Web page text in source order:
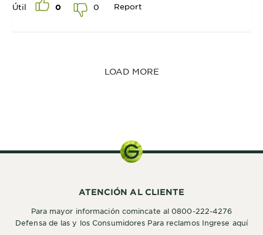
Útil 0 0 Report
LOAD MORE
ATENCIÓN AL CLIENTE
Para mayor información comincate al 0800-222-4276
Defensa de las y los Consumidores Para reclamos Ingrese aquí